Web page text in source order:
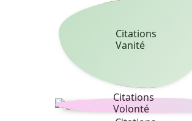
Citations
Vanité
Citations
Volonté